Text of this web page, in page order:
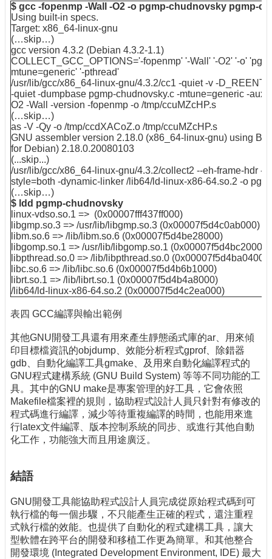
$ gcc -fopenmp -Wall -O2 -o pgmp-chudnovsky pgmp-
Using built-in specs.
Target: x86_64-linux-gnu
(…skip…)
gcc version 4.3.2 (Debian 4.3.2-1.1)
COLLECT_GCC_OPTIONS='-fopenmp' '-Wall' '-O2' '-o'
mtune=generic' '-pthread'
/usr/lib/gcc/x86_64-linux-gnu/4.3.2/cc1 -quiet -v -
-quiet -dumpbase pgmp-chudnovsky.c -mtune=generic -
O2 -Wall -version -fopenmp -o /tmp/ccuMZcHP.s
(…skip…)
as -V -Qy -o /tmp/ccdXACoZ.o /tmp/ccuMZcHP.s
GNU assembler version 2.18.0 (x86_64-linux-gnu) using
for Debian) 2.18.0.20080103
(...skip...)
/usr/lib/gcc/x86_64-linux-gnu/4.3.2/collect2 --eh-frame-hdr -
style=both -dynamic-linker /lib64/ld-linux-x86-64.so.2 -o
(…skip…)
$ ldd pgmp-chudnovsky
linux-vdso.so.1 => (0x00007fff437ff000)
libgmp.so.3 => /usr/lib/libgmp.so.3 (0x00007f5d4c0ab000)
libm.so.6 => /lib/libm.so.6 (0x00007f5d4be28000)
libgomp.so.1 => /usr/lib/libgomp.so.1 (0x00007f5d4bc20000)
libpthread.so.0 => /lib/libpthread.so.0 (0x00007f5d4ba04000)
libc.so.6 => /lib/libc.so.6 (0x00007f5d4b6b1000)
librt.so.1 => /lib/librt.so.1 (0x00007f5d4b4a8000)
/lib64/ld-linux-x86-64.so.2 (0x00007f5d4c2ea000)
表四 GCC編譯與輸出範例
其他GNU開發工具還有用來產生靜態函式庫的ar、用來傾
印目標檔資訊的objdump、效能分析程式gprof、除錯器
gdb、自動化編譯工具gmake、及用來自動化編譯程式的
GNU程式建構系統 (GNU Build System) 等等不同功能的工
具。其中的GNU make是專案管理的好工具，它會依照
Makefile檔案裡的規則，協助程式設計人員只針對有修改的
程式碼進行編譯，減少等待重複編譯的時間，也能用來進
行latex文件編譯、版本控制系統的同步、或進行其他自動
化工作，功能強大而且用途廣泛。
結語
GNU開發工具能協助程式設計人員完成從原始程式碼到可
執行檔的每一個步驟，不只能產生正確的程式，還注重程
式執行檔的效能。也提供了自動化的程式建構工具，讓大
型軟體在跨平台的開發和移植工作更為簡單。和其他整合
開發環境 (Integrated Development Environment, IDE) 最大